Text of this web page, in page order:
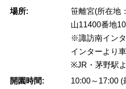
場所:
笹離宮(所在地
山11400番地
※諏訪南イン
インターより
※JR・茅野駅
開園時間:
10:00～17:00 (